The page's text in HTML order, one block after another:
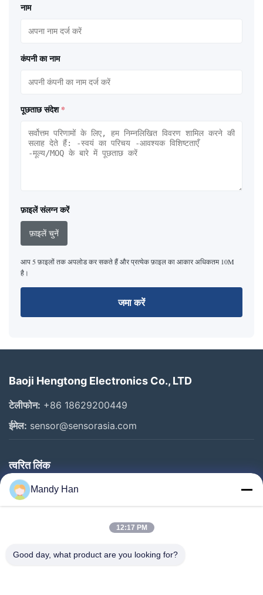
नाम
कंपनी का नाम
पूछताछ संदेश *
फ़ाइलें संलग्न करें
फ़ाइलें चुनें
आप 5 फ़ाइलों तक अपलोड कर सकते हैं और प्रत्येक फ़ाइल का आकार अधिकतम 10M
है।
जमा करें
Baoji Hengtong Electronics Co., LTD
टेलीफोन: +86 18629200449
ईमेल: sensor@sensorasia.com
त्वरित लिंक
घर
उत्पादों
हमारे बारे में
Mandy Han
12:17 PM
Good day, what product are you looking for?